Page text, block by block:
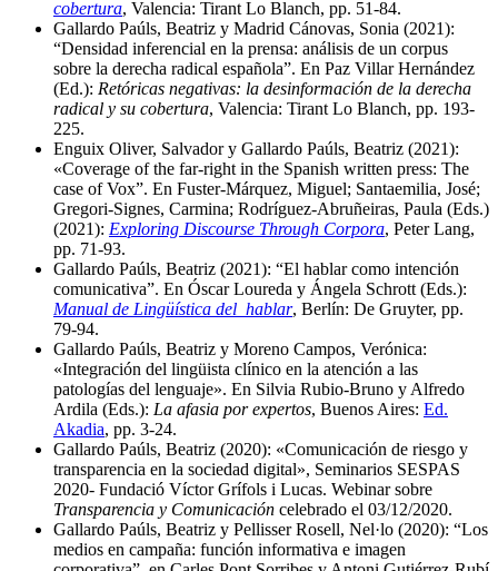
cobertura, Valencia: Tirant Lo Blanch, pp. 51-84.
Gallardo Paúls, Beatriz y Madrid Cánovas, Sonia (2021):
“Densidad inferencial en la prensa: análisis de un corpus
sobre la derecha radical española”. En Paz Villar Hernández
(Ed.): Retóricas negativas: la desinformación de la derecha
radical y su cobertura, Valencia: Tirant Lo Blanch, pp. 193-
225.
Enguix Oliver, Salvador y Gallardo Paúls, Beatriz (2021):
«Coverage of the far-right in the Spanish written press: The
case of Vox”. En Fuster-Márquez, Miguel; Santaemilia, José;
Gregori-Signes, Carmina; Rodríguez-Abruñeiras, Paula (Eds.)
(2021): Exploring Discourse Through Corpora, Peter Lang,
pp. 71-93.
Gallardo Paúls, Beatriz (2021): “El hablar como intención
comunicativa”. En Óscar Loureda y Ángela Schrott (Eds.):
Manual de Lingüística del hablar, Berlín: De Gruyter, pp.
79-94.
Gallardo Paúls, Beatriz y Moreno Campos, Verónica:
«Integración del lingüista clínico en la atención a las
patologías del lenguaje». En Silvia Rubio-Bruno y Alfredo
Ardila (Eds.): La afasia por expertos, Buenos Aires: Ed.
Akadia, pp. 3-24.
Gallardo Paúls, Beatriz (2020): «Comunicación de riesgo y
transparencia en la sociedad digital», Seminarios SESPAS
2020- Fundació Víctor Grífols i Lucas. Webinar sobre
Transparencia y Comunicación celebrado el 03/12/2020.
Gallardo Paúls, Beatriz y Pellisser Rosell, Nel·lo (2020): “Los
medios en campaña: función informativa e imagen